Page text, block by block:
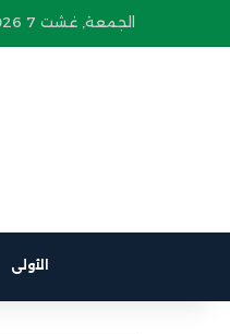
الجمعة, غشت 7 2026
الأولى